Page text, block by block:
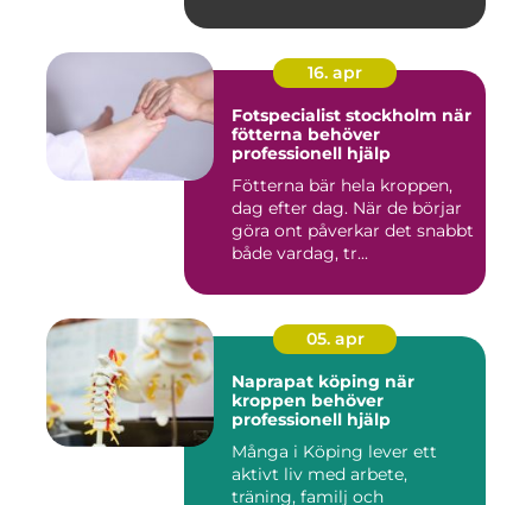
16. apr
Fotspecialist stockholm när
fötterna behöver
professionell hjälp
Fötterna bär hela kroppen,
dag efter dag. När de börjar
göra ont påverkar det snabbt
både vardag, tr...
05. apr
Naprapat köping när
kroppen behöver
professionell hjälp
Många i Köping lever ett
aktivt liv med arbete,
träning, familj och